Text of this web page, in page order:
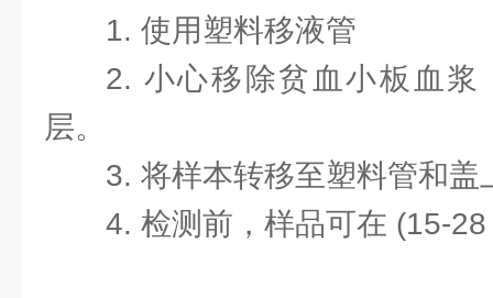
1. 使用塑料移液管
2. 小心移除贫血小板血浆
层。
3. 将样本转移至塑料管和盖
4. 检测前，样品可在 (15-